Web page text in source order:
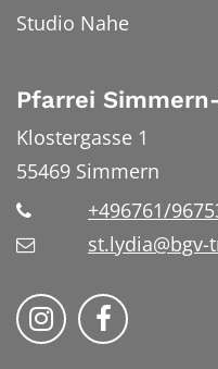
Studio Nahe
Pfarrei
Klostergasse 1
55469 Simmern
+496761/
st.lydia@bgv-
Wir aufWir auf